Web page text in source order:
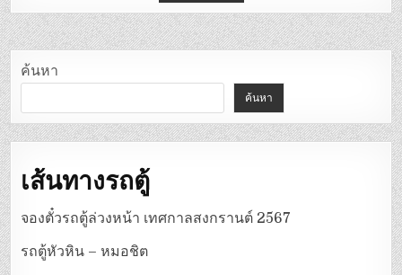
ค้นหา
ค้นหา
เส้นทางรถตู้
จองตั๋วรถตู้ล่วงหน้า เทศกาลสงกรานต์ 2567
รถตู้หัวหิน – หมอชิต